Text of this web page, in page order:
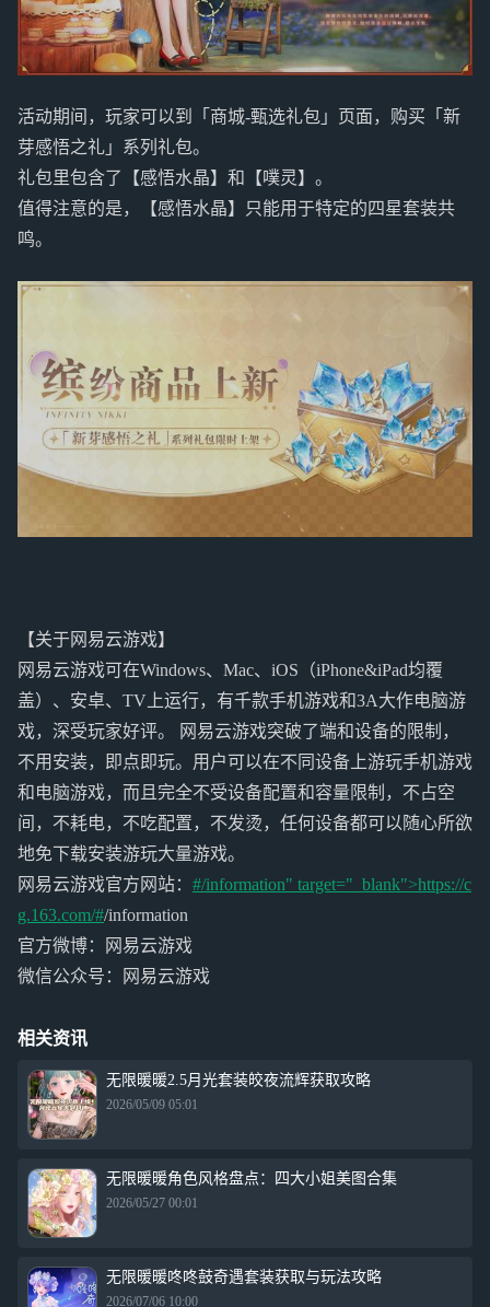
活动期间，玩家可以到「商城-甄选礼包」页面，购买「新
芽感悟之礼」系列礼包。
礼包里包含了【感悟水晶】和【噗灵】。
值得注意的是，【感悟水晶】只能用于特定的四星套装共
鸣。
【关于网易云游戏】
网易云游戏可在Windows、Mac、iOS（iPhone&iPad均覆
盖）、安卓、TV上运行，有千款手机游戏和3A大作电脑游
戏，深受玩家好评。 网易云游戏突破了端和设备的限制，
不用安装，即点即玩。用户可以在不同设备上游玩手机游戏
和电脑游戏，而且完全不受设备配置和容量限制，不占空
间，不耗电，不吃配置，不发烫，任何设备都可以随心所欲
地免下载安装游玩大量游戏。
网易云游戏官方网站： #/information" target="_blank">https://c
g.163.com/#/information
官方微博：网易云游戏
微信公众号：网易云游戏
相关资讯
无限暖暖2.5月光套装皎夜流辉获取攻略
2026/05/09 05:01
无限暖暖角色风格盘点：四大小姐美图合集
2026/05/27 00:01
无限暖暖咚咚鼓奇遇套装获取与玩法攻略
2026/07/06 10:00